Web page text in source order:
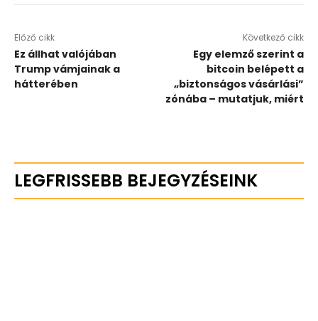
Előző cikk
Ez állhat valójában
Trump vámjainak a
hátterében
Következő cikk
Egy elemző szerint a
bitcoin belépett a
„biztonságos vásárlási”
zónába – mutatjuk, miért
LEGFRISSEBB BEJEGYZÉSEINK